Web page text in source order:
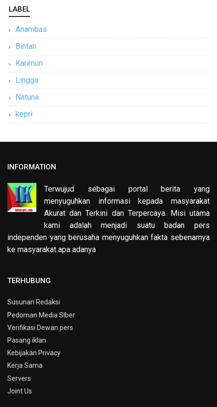
LABEL
Anambas
Bintan
Karimun
Lingga
Natuna
kepri
INFORMATION
Terwujud sebagai portal berita yang
menyuguhkan informasi kepada masyarakat
Akurat dan Terkini dan Terpercaya. Misi utama
kami adalah menjadi suatu badan pers
independen yang berusaha menyuguhkan fakta sebenarnya
ke masyarakat apa adanya
TERHUBUNG
Susunan Redaksi
Pedoman Media SIber
Verifikasi Dewan pers
Pasang iklan
Kebijakan Privacy
Kerja Sama
Servers
Joint Us